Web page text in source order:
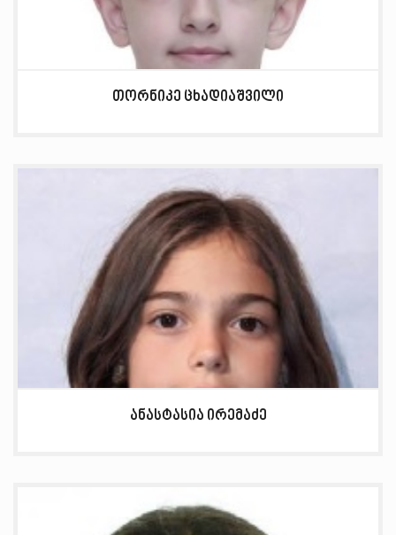
თორნიკე ცხადიაშვილი
ანასტასია ირემაძე